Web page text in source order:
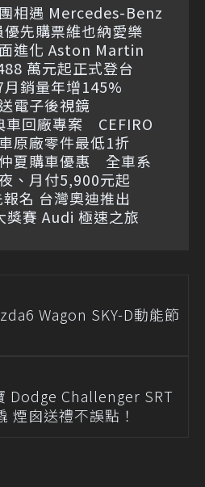
相遇 Mercedes-Benz
優先購票維也納愛樂
進化 Aston Martin
萬元起正式登台
銷量年增145%
電子後視鏡
車回廠專案 CEFIRO
原廠零件最低1折
夏購車優惠 全車系
、月付5,900元起
名 台灣奧迪推出
獎賽 Audi 極速之旅
Wagon SKY-D動能節
Dodge Challenger SRT
煙囪送禮不誤點！